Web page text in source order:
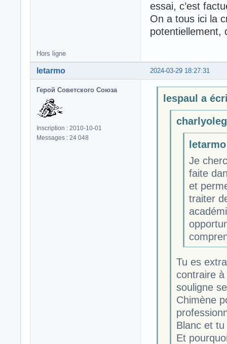
essai, c’est
On a tous ici la
Hors ligne
2024-03-29 18:27:31
letarmo
Герой Советского Союза
Inscription : 2010-10-01
Messages : 24 048
lespaul a
Je
faite
et
traiter
Tu es
contraire
souligne
Chimène
Blanc et
Et